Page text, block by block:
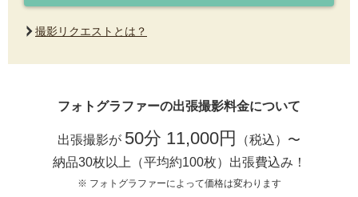
撮影リクエストとは？
フォトグラファーの出張撮影料金について
出張撮影が 50分 11,000円
（税込）〜
納品30枚以上（平均約100枚）出張費込み！
※ フォトグラファーによって価格は変わります